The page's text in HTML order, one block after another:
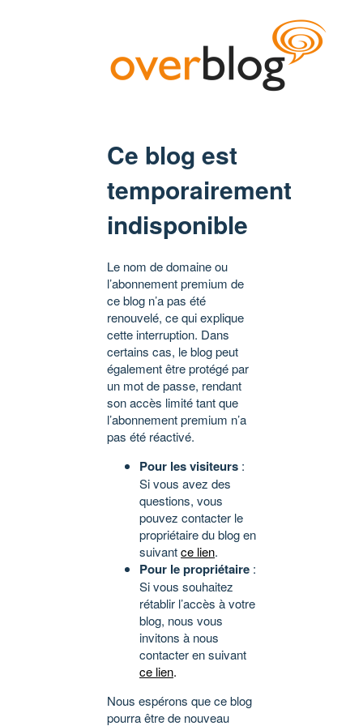
Ce blog est
temporairement
indisponible
Le nom de domaine ou
l’abonnement premium de
ce blog n’a pas été
renouvelé, ce qui explique
cette interruption. Dans
certains cas, le blog peut
également être protégé par
un mot de passe, rendant
son accès limité tant que
l’abonnement premium n’a
pas été réactivé.
Pour les visiteurs :
Si vous avez des
questions, vous
pouvez contacter le
propriétaire du blog en
suivantce lien.
Pour le propriétaire :
Si vous souhaitez
rétablir l’accès à votre
blog, nous vous
invitons à nous
contacter en suivant
ce lien.
Nous espérons que ce blog
pourra être de nouveau